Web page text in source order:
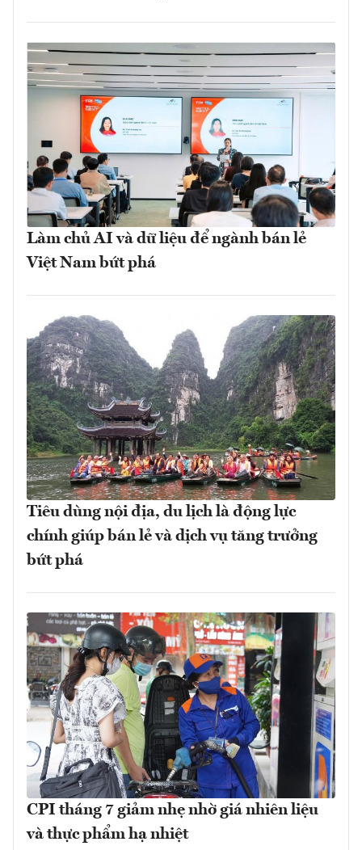
Làm chủ AI và dữ liệu để ngành bán lẻ
Việt Nam bứt phá
Tiêu dùng nội địa, du lịch là động lực
chính giúp bán lẻ và dịch vụ tăng trưởng
bứt phá
CPI tháng 7 giảm nhẹ nhờ giá nhiên liệu
và thực phẩm hạ nhiệt